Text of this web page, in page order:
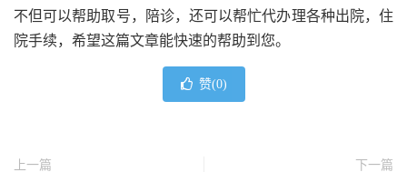
不但可以帮助取号，陪诊，还可以帮忙代办理各种出院，住
院手续，希望这篇文章能快速的帮助到您。
赞(0)
上一篇 下一篇